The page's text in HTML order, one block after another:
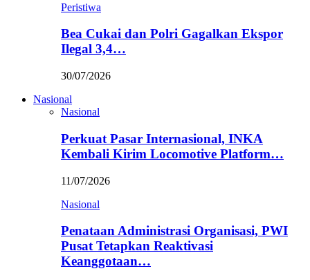
Peristiwa
Bea Cukai dan Polri Gagalkan Ekspor
Ilegal 3,4…
30/07/2026
Nasional
Nasional
Perkuat Pasar Internasional, INKA
Kembali Kirim Locomotive Platform…
11/07/2026
Nasional
Penataan Administrasi Organisasi, PWI
Pusat Tetapkan Reaktivasi
Keanggotaan…